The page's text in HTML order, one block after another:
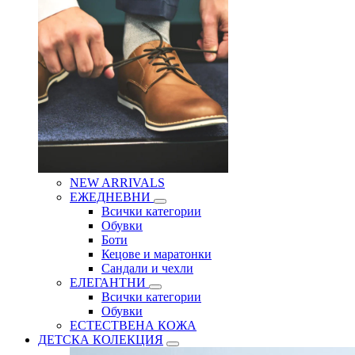
NEW ARRIVALS
ЕЖЕДНЕВНИ
Всички категории
Обувки
Боти
Кецове и маратонки
Сандали и чехли
ЕЛЕГАНТНИ
Всички категории
Обувки
ЕСТЕСТВЕНА КОЖА
ДЕТСКА КОЛЕКЦИЯ